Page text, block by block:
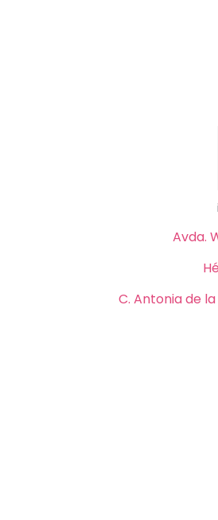
Avda.
C. Antonia de